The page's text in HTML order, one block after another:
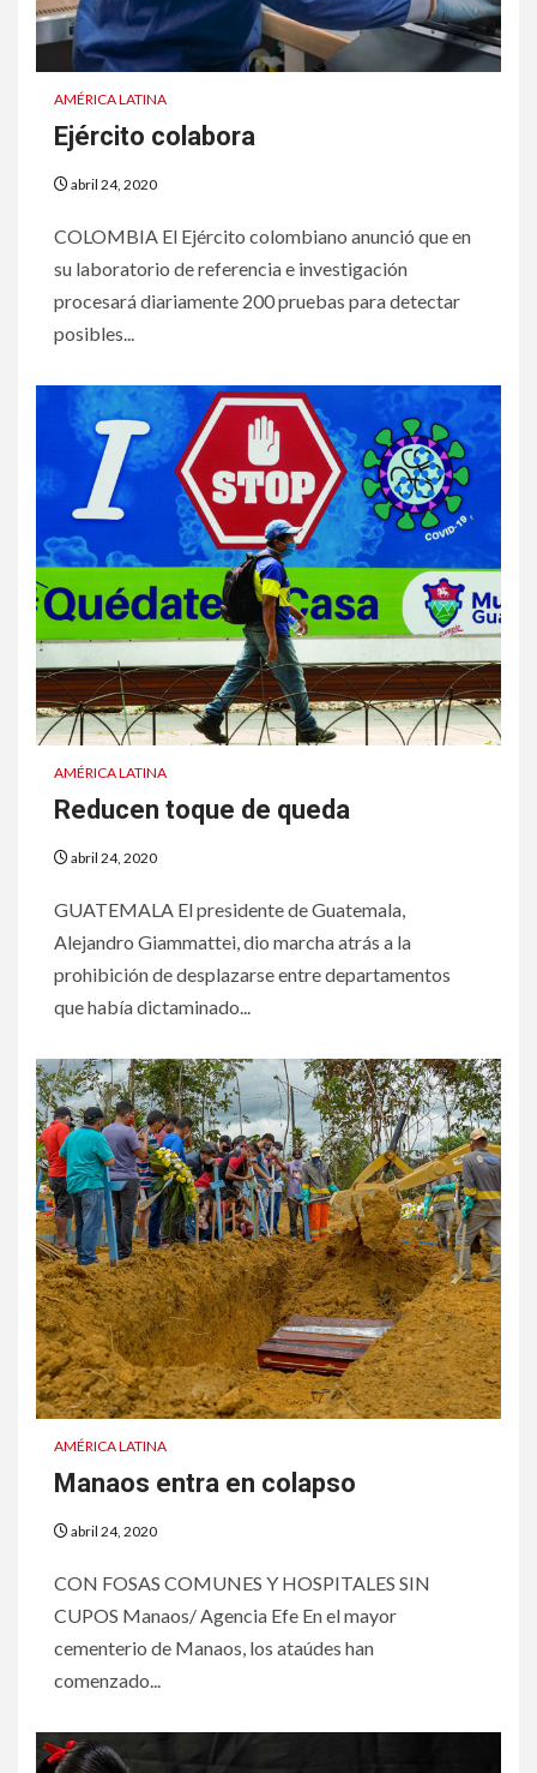
AMÉRICA LATINA
Ejército colabora
abril 24, 2020
COLOMBIA El Ejército colombiano anunció que en
su laboratorio de referencia e investigación
procesará diariamente 200 pruebas para detectar
posibles...
AMÉRICA LATINA
Reducen toque de queda
abril 24, 2020
GUATEMALA El presidente de Guatemala,
Alejandro Giammattei, dio marcha atrás a la
prohibición de desplazarse entre departamentos
que había dictaminado...
AMÉRICA LATINA
Manaos entra en colapso
abril 24, 2020
CON FOSAS COMUNES Y HOSPITALES SIN
CUPOS Manaos/ Agencia Efe En el mayor
cementerio de Manaos, los ataúdes han
comenzado...